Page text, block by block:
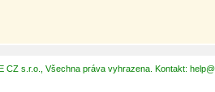
CZ s.r.o., Všechna práva vyhrazena. Kontakt: